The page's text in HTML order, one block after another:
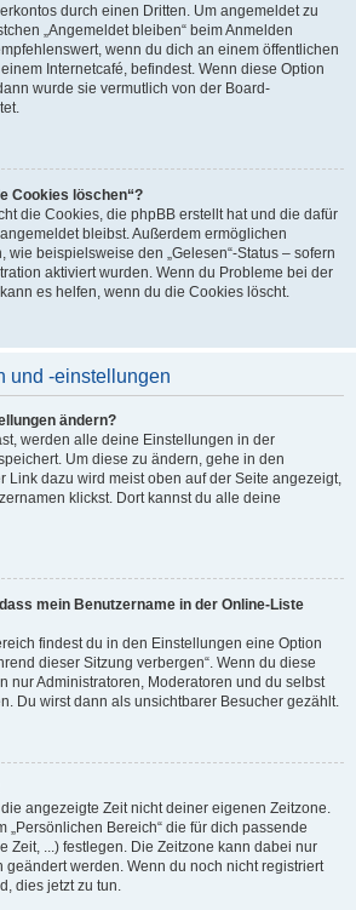
durch einen Dritten. Um angemeldet zu
„Angemeldet bleiben“ beim Anmelden
wenn du dich an einem öffentlichen
Internetcafé, befindest. Wenn diese Option
wurde sie vermutlich von der Board-
Cookies löschen“?
die Cookies, die phpBB erstellt hat und die dafür
bleibst. Außerdem ermöglichen
beispielsweise den „Gelesen“-Status – sofern
aktiviert wurden. Wenn du Probleme bei der
es helfen, wenn du die Cookies löscht.
und -einstellungen
ändern?
werden alle deine Einstellungen in der
Um diese zu ändern, gehe in den
Link dazu wird meist oben auf der Seite angezeigt,
klickst. Dort kannst du alle deine
mein Benutzername in der Online-Liste
findest du in den Einstellungen eine Option
dieser Sitzung verbergen“. Wenn du diese
nur Administratoren, Moderatoren und du selbst
Du wirst dann als unsichtbarer Besucher gezählt.
angezeigte Zeit nicht deiner eigenen Zeitzone.
„Persönlichen Bereich“ die für dich passende
Zeit, ...) festlegen. Die Zeitzone kann dabei nur
geändert werden. Wenn du noch nicht registriert
dies jetzt zu tun.